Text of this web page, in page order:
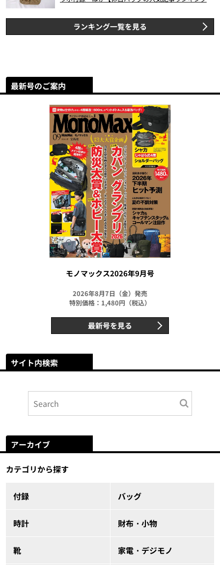
ランキング一覧を見る
最新号のご案内
モノマックス2026年9月号
2026年8月7日（金）発売
特別価格：1,480円（税込）
最新号を見る
サイト内検索
アーカイブ
カテゴリから探す
付録 バッグ
時計 財布・小物
靴 家電・デジモノ